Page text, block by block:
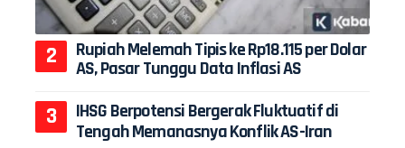
Rupiah Melemah Tipis ke Rp18.115 per Dolar
AS, Pasar Tunggu Data Inflasi AS
IHSG Berpotensi Bergerak Fluktuatif di
Tengah Memanasnya Konflik AS-Iran